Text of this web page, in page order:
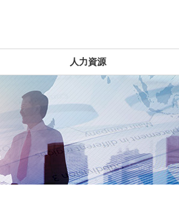
人力資源